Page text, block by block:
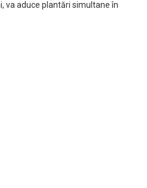
va aduce plantări simultane în